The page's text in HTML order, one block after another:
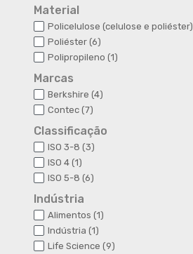
Material
Policelulose (celulose e poliéster)
Poliéster 66
produtos
Polipropileno 11
Marcas
Berkshire 44
Contec 77
Classificação
ISO 3-8 33
ISO 4 11
produto
ISO 5-8 66
Indústria
Alimentos 11
Indústria 11
produto
Life Science 99